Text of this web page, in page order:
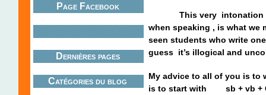
Page Facebook
Dernières pages
Catégories du blog
This very intonation
when speaking , is what we
seen students who write
guess it’s illogical and
My advice to all of you is to
is to start with sb + vb +